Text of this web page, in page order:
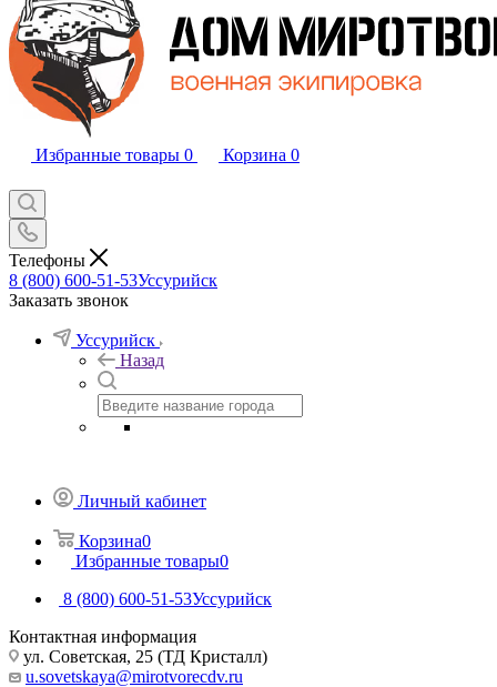
Избранные товары 0 Корзина 0
Телефоны
8 (800) 600-51-53Уссурийск
Заказать звонок
Уссурийск
Назад
Личный кабинет
Корзина0
Избранные товары0
8 (800) 600-51-53Уссурийск
Контактная информация
ул. Советская, 25 (ТД Кристалл)
u.sovetskaya@mirotvorecdv.ru